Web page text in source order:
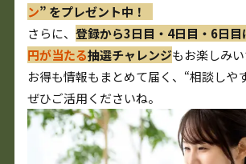
ン” をプレゼント中！
さらに、登録から3日目・4日目・6日目
円が当たる抽選チャレンジもお楽しみい
お得も情報もまとめて届く、“相談しや
ぜひご活用くださいね。